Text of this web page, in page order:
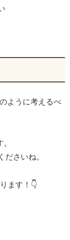
ように考えるべ
さいね。
ます！👇